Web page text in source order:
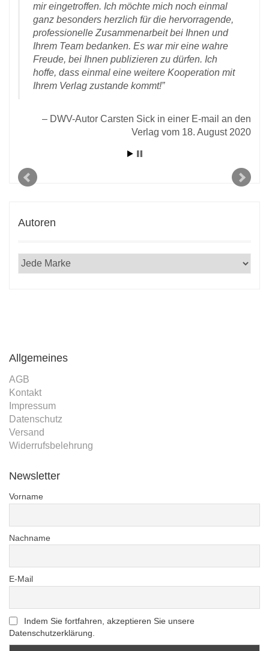
mir eingetroffen. Ich möchte mich noch einmal
ganz besonders herzlich für die hervorragende,
professionelle Zusammenarbeit bei Ihnen und
Ihrem Team bedanken. Es war mir eine wahre
Freude, bei Ihnen publizieren zu dürfen. Ich
hoffe, dass einmal eine weitere Kooperation mit
Ihrem Verlag zustande kommt!
DWV-Autor Carsten Sick in einer E-mail an den
Verlag vom 18. August 2020
Autoren
Allgemeines
AGB
Kontakt
Impressum
Datenschutz
Versand
Widerrufsbelehrung
Newsletter
Vorname
Nachname
E-Mail
Indem Sie fortfahren, akzeptieren Sie unsere
Datenschutzerklärung.